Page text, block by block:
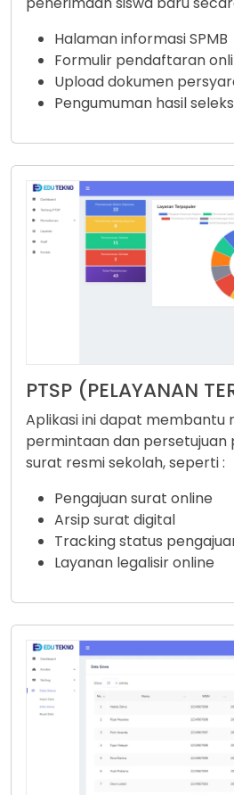
Halaman informasi SPMB
Formulir pendaftaran
Upload dokumen
Pengumuman hasil
PTSP (PELAYANAN
Aplikasi ini dapat membantu
permintaan dan persetujuan
surat resmi sekolah, seperti :
Pengajuan surat online
Arsip surat digital
Tracking status
Layanan legalisir online